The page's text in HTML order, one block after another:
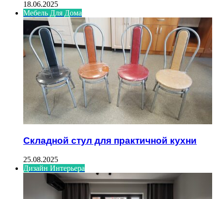
18.06.2025
Мебель Для Дома
Складной стул для практичной кухни
25.08.2025
Дизайн Интерьера